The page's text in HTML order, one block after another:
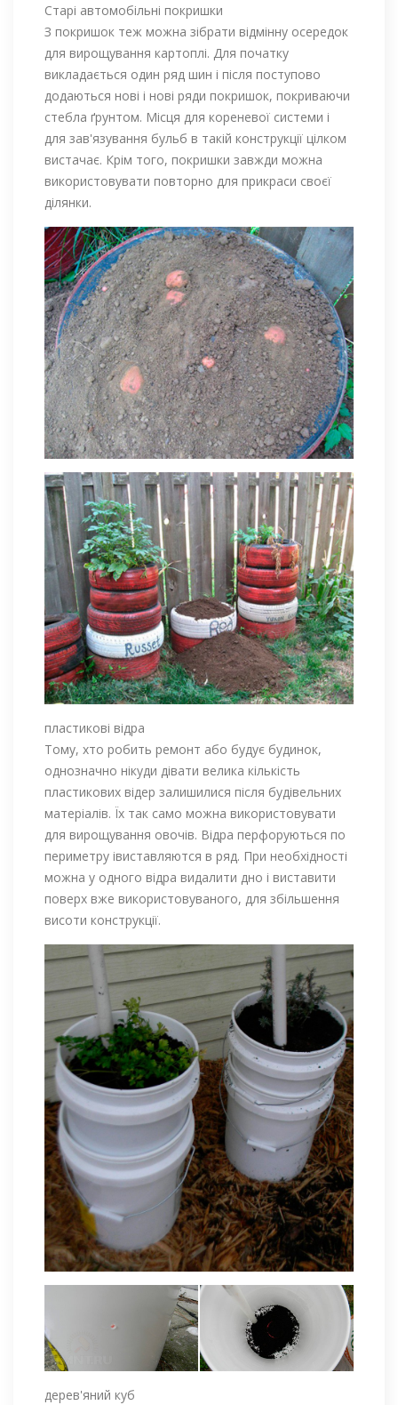
Старі автомобільні покришки
З покришок теж можна зібрати відмінну осередок
для вирощування картоплі. Для початку
викладається один ряд шин і після поступово
додаються нові і нові ряди покришок, покриваючи
стебла ґрунтом. Місця для кореневої системи і
для зав'язування бульб в такій конструкції цілком
вистачає. Крім того, покришки завжди можна
використовувати повторно для прикраси своєї
ділянки.
пластикові відра
Тому, хто робить ремонт або будує будинок,
однозначно нікуди дівати велика кількість
пластикових відер залишилися після будівельних
матеріалів. Їх так само можна використовувати
для вирощування овочів. Відра перфоруються по
периметру івиставляются в ряд. При необхідності
можна у одного відра видалити дно і виставити
поверх вже використовуваного, для збільшення
висоти конструкції.
дерев'яний куб